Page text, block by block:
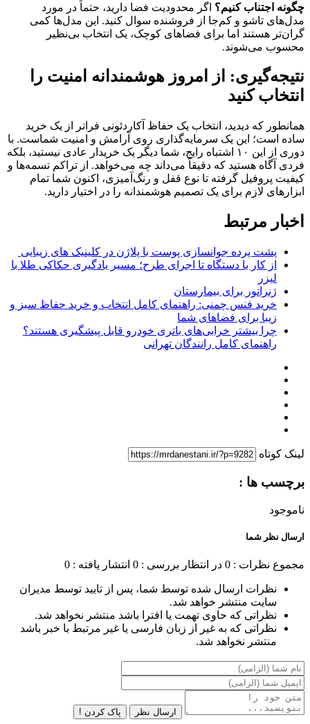
چگونه اجتناب کنیم؟ اگر محدودیت فضا دارید، حتماً در مورد
مدل‌های تاشو و کم‌جا از فروشنده سوال کنید. این مدل‌ها کمی
گران‌تر هستند اما برای فضاهای کوچک، یک انتخاب بی‌نظیر
محسوب می‌شوند.
نتیجه‌گیری: از امروز هوشمندانه امنیت را
انتخاب کنید
همانطور که دیدید، انتخاب یک حفاظ آکاردئونی فراتر از یک خرید
ساده است؛ این یک سرمایه‌گذاری روی آرامش و امنیت شماست. با
دوری از این ۱۰ اشتباه رایج، شما دیگر یک خریدار عادی نیستید، بلکه
فردی آگاه هستید که دقیقاً می‌داند چه می‌خواهد. از تراکم تسمه‌ها و
کیفیت پروفیل گرفته تا نوع قفل و رنگ‌آمیزی، اکنون شما تمام
ابزارهای لازم برای یک تصمیم هوشمندانه را در اختیار دارید.
اخبار مرتبط
پشت پرده جوانسازی پوست با پلاژن در کلینیک های زیبایی
از کار با دستگاه تا اجرای طرح؛ مسیر یادگیری حکاکی طلا با
لیزر
ژنراتور برای بیمارستان
خرید فنس چمنی: راهنمای کامل انتخاب و خرید حفاظ سبز و
زیبا برای فضاهای شما
چرا بیشتر خرابی‌های باتری خودرو قابل پیشگیری هستند؟
راهنمای کامل رانندگان تهرانی
لینک کوتاه
برچسب ها :
ناموجود
ارسال نظر شما
مجموع نظرات : 0 در انتظار بررسی : 0 انتشار یافته : 0
نظرات ارسال شده توسط شما، پس از تایید توسط مدیران
سایت منتشر خواهد شد.
نظراتی که حاوی تهمت یا افترا باشد منتشر نخواهد شد.
نظراتی که به غیر از زبان فارسی یا غیر مرتبط با خبر باشد
منتشر نخواهد شد.
ارسال نظر پاک کردن !